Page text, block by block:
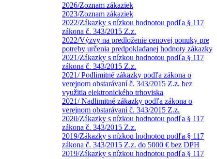
2026/Zoznam zákaziek
2023/Zoznam zákaziek
2022/Zákazky s nízkou hodnotou podľa § 117
zákona č. 343/2015 Z.z.
2022/Výzvy na predloženie cenovej ponuky pre
potreby určenia predpokladanej hodnoty zákazky
2021/Zákazky s nízkou hodnotou podľa § 117
zákona č. 343/2015 Z.z.
2021/ Podlimitné zákazky podľa zákona o
verejnom obstarávaní č. 343/2015 Z.z. bez
využitia elektronického trhoviska
2021/ Nadlimitné zákazky podľa zákona o
verejnom obstarávaní č. 343/2015 Z.z.
2020/Zákazky s nízkou hodnotou podľa § 117
zákona č. 343/2015 Z.z.
2019/Zákazky s nízkou hodnotou podľa § 117
zákona č. 343/2015 Z.z. do 5000 € bez DPH
2019/Zákazky s nízkou hodnotou podľa § 117